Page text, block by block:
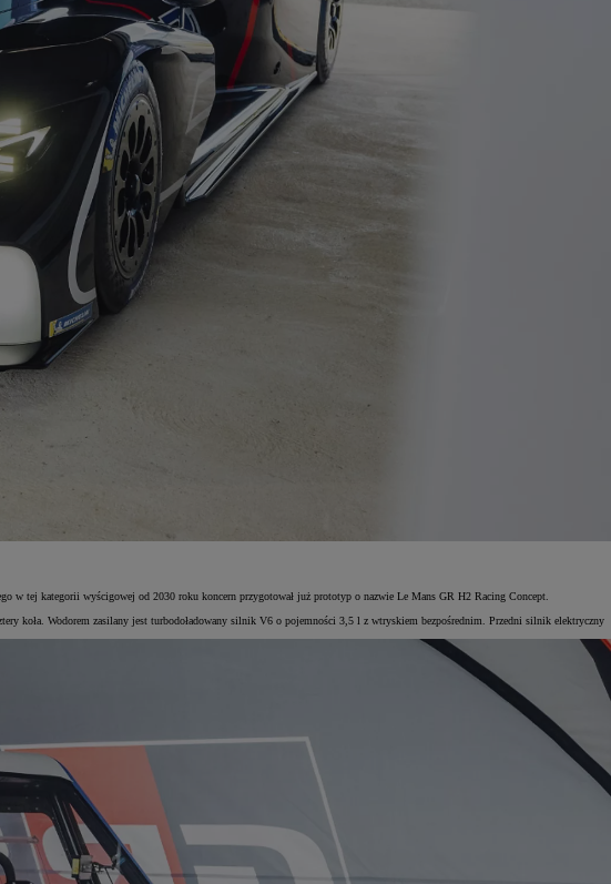
w tej kategorii wyścigowej od 2030 roku koncern przygotował już prototyp o nazwie Le Mans GR H2 Racing Concept.
koła. Wodorem zasilany jest turbodoładowany silnik V6 o pojemności 3,5 l z wtryskiem bezpośrednim. Przedni silnik elektryczny